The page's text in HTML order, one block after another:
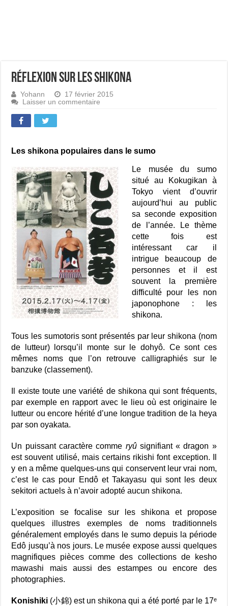
Réflexion sur les shikona
Yohann
17 février 2015
Laisser un commentaire
Les shikona populaires dans le sumo
Le musée du sumo
situé au Kokugikan à
Tokyo vient d’ouvrir
aujourd’hui au public
sa seconde exposition
de l’année. Le thème
cette fois est
intéressant car il
intrigue beaucoup de
personnes et il est
souvent la première
difficulté pour les non
japonophone : les
shikona.
Tous les sumotoris sont présentés par leur shikona (nom
de lutteur) lorsqu’il monte sur le dohyô. Ce sont ces
mêmes noms que l’on retrouve calligraphiés sur le
banzuke (classement).
Il existe toute une variété de shikona qui sont fréquents,
par exemple en rapport avec le lieu où est originaire le
lutteur ou encore hérité d’une longue tradition de la heya
par son oyakata.
Un puissant caractère comme ryûsignifiant « dragon »
est souvent utilisé, mais certains rikishi font exception. Il
y en a même quelques-uns qui conservent leur vrai nom,
c’est le cas pour Endô et Takayasu qui sont les deux
sekitori actuels à n’avoir adopté aucun shikona.
L’exposition se focalise sur les shikona et propose
quelques illustres exemples de noms traditionnels
généralement employés dans le sumo depuis la période
Edô jusqu’à nos jours. Le musée expose aussi quelques
magnifiques pièces comme des collections de kesho
mawashi mais aussi des estampes ou encore des
photographies.
Konishiki (小錦) est un shikona qui a été porté par le 17ᵉ